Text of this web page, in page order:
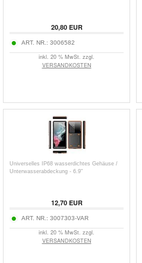
20,80EUR
ART. NR.: 3006582
inkl. 20 % MwSt. zzgl.
VERSANDKOSTEN
Universelles IP68 wasserdichtes Gehäuse /
Unterwasserabdeckung - 6.9"
12,70EUR
ART. NR.: 3007303-VAR
inkl. 20 % MwSt. zzgl.
VERSANDKOSTEN